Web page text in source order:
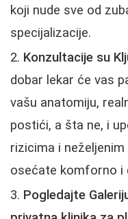
koji nude sve od
specijalizacije.
Konzultacije su
dobar lekar će vas
vašu anatomiju,
postići, a šta ne, i
rizicima i
osećate komforno i
Pogledajte